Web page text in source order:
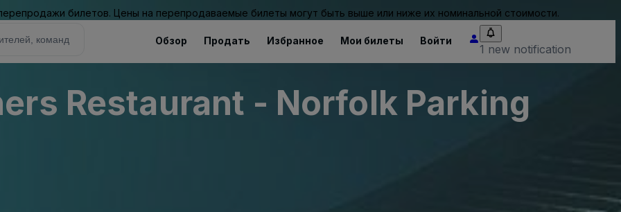
билетов. Цены на перепродаваемые билеты могут быть выше или ниже их номинальной стоимости.
Обзор Продать Избранное Мои билеты Войти
1 new notification
Restaurant - Norfolk Parking